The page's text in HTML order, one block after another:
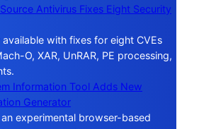
Antivirus Fixes Eight Security
available with fixes for eight CVEs
O, XAR, UnRAR, PE processing,
Information Tool Adds New
Generator
experimental browser-based